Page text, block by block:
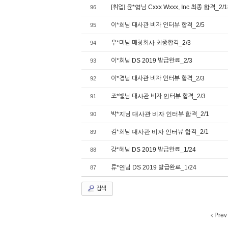
96 [취업] 윤*영님 Cxxx Wxxx, Inc 최종 합격_2/
95 이*희님 대사관 비자 인터뷰 합격_2/5
94 우*미님 매칭회사 최종합격_2/3
93 이*희님 DS 2019 발급완료_2/3
92 이*경님 대사관 비자 인터뷰 합격_2/3
91 조*빛님 대사관 비자 인터뷰 합격_2/3
90 박*지님 대사관 비자 인터뷰 합격_2/1
89 김*희님 대사관 비자 인터뷰 합격_2/1
88 강*혜님 DS 2019 발급완료_1/24
87 류*연님 DS 2019 발급완료_1/24
검색
Prev